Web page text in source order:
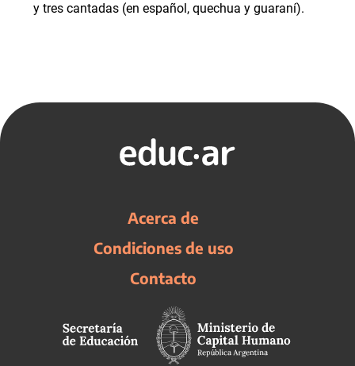
y tres cantadas (en español, quechua y guaraní).
Acerca de
Condiciones de uso
Contacto